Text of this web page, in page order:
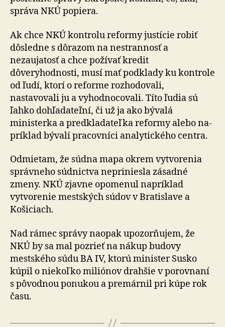
správa NKÚ popiera.
Ak chce NKÚ kontrolu reformy justície robiť
dôsledne s dôrazom na nestrannosť a
nezaujatosť a chce požívať kredit
dôveryhodnosti, musí mať podklady ku kontrole
od ľudí, ktorí o reforme rozhodovali,
nastavovali ju a vy­hod­no­co­va­li. Títo ľudia sú
ľahko dohľadateľní, či už ja ako bývalá
ministerka a predkladateľka reformy alebo na­
príklad bývalí pracovníci analytického centra.
Odmietam, že súdna mapa okrem vytvorenia
správneho súdnictva nepriniesla zásadné
zmeny. NKÚ zjavne opo­me­nul napríklad
vytvorenie mestských súdov v Bra­tis­la­ve a
Košiciach.
Nad rámec správy naopak upozorňujem, že
NKÚ by sa mal pozrieť na nákup budovy
mestského súdu BA IV, kto­rú minister Susko
kúpil o niekoľko miliónov drahšie v po­rov­naní
s pôvodnou ponukou a premárnil pri kúpe rok
času.